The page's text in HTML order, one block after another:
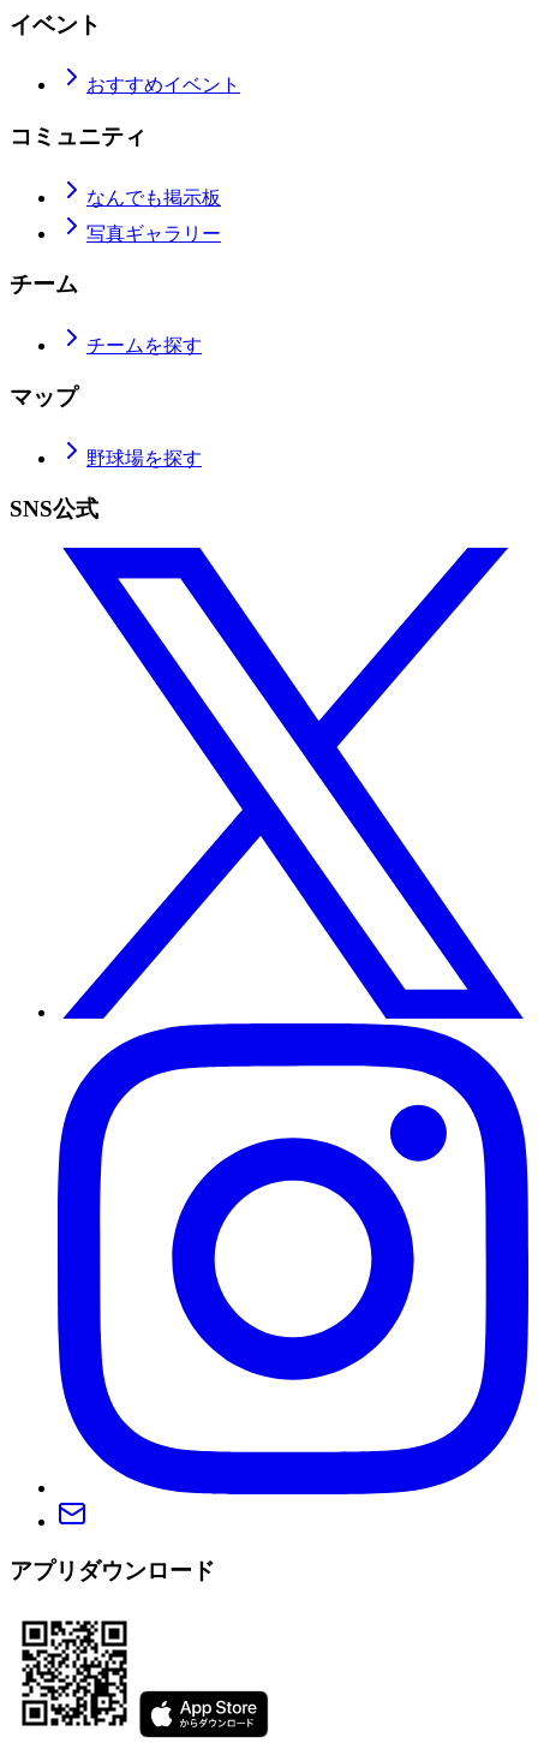
イベント
おすすめイベント
コミュニティ
なんでも掲示板
写真ギャラリー
チーム
チームを探す
マップ
野球場を探す
SNS公式
アプリダウンロード